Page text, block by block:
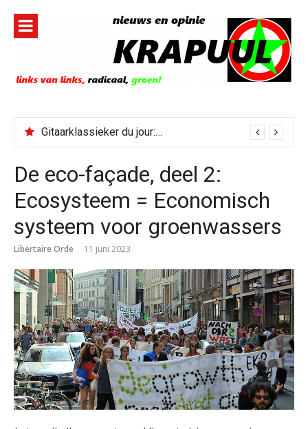
inhoud
Soulklassieker du jour: I Wish It Would Rain
De eco-façade, deel 2:
Ecosysteem = Economisch
systeem voor groenwassers
Libertaire Orde 11 juni 2023